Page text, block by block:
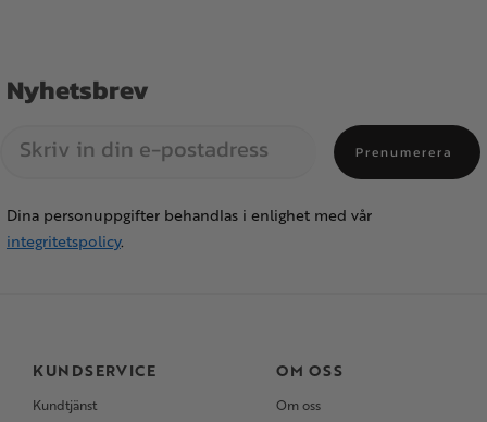
Nyhetsbrev
Prenumerera
Dina personuppgifter behandlas i enlighet med vår
integritetspolicy.
KUNDSERVICE
Kundtjänst
OM OSS
Om oss